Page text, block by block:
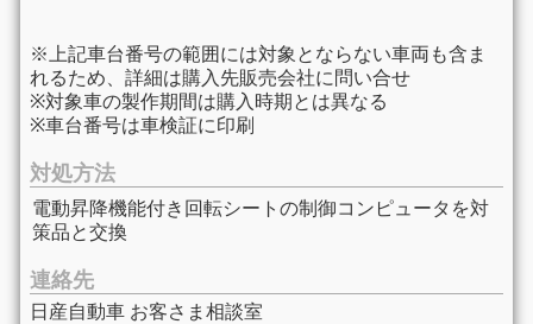
※上記車台番号の範囲には対象とならない車両も含ま
れるため、詳細は購入先販売会社に問い合せ
※対象車の製作期間は購入時期とは異なる
※車台番号は車検証に印刷
対処方法
電動昇降機能付き回転シートの制御コンピュータを対
策品と交換
連絡先
日産自動車 お客さま相談室